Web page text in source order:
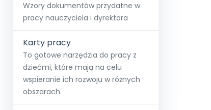
Wzory dokumentów przydatne w
pracy nauczyciela i dyrektora
Karty pracy
To gotowe narzędzia do pracy z
dziećmi, które mają na celu
wspieranie ich rozwoju w różnych
obszarach.